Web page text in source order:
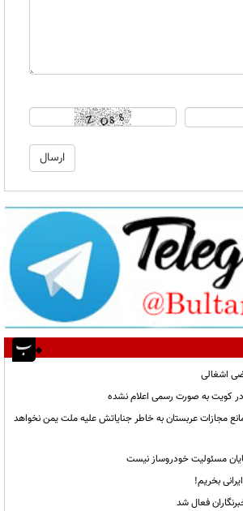
اشغالی
در کویت به صورت رسمی اعلام نشده
مجازات عربستان به خاطر جنایاتش علیه ملت یمن نخواهد
مسئولیت خودروساز نیست
بخریم!
فعال شد